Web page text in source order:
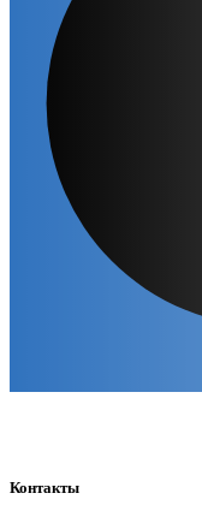
Контакты